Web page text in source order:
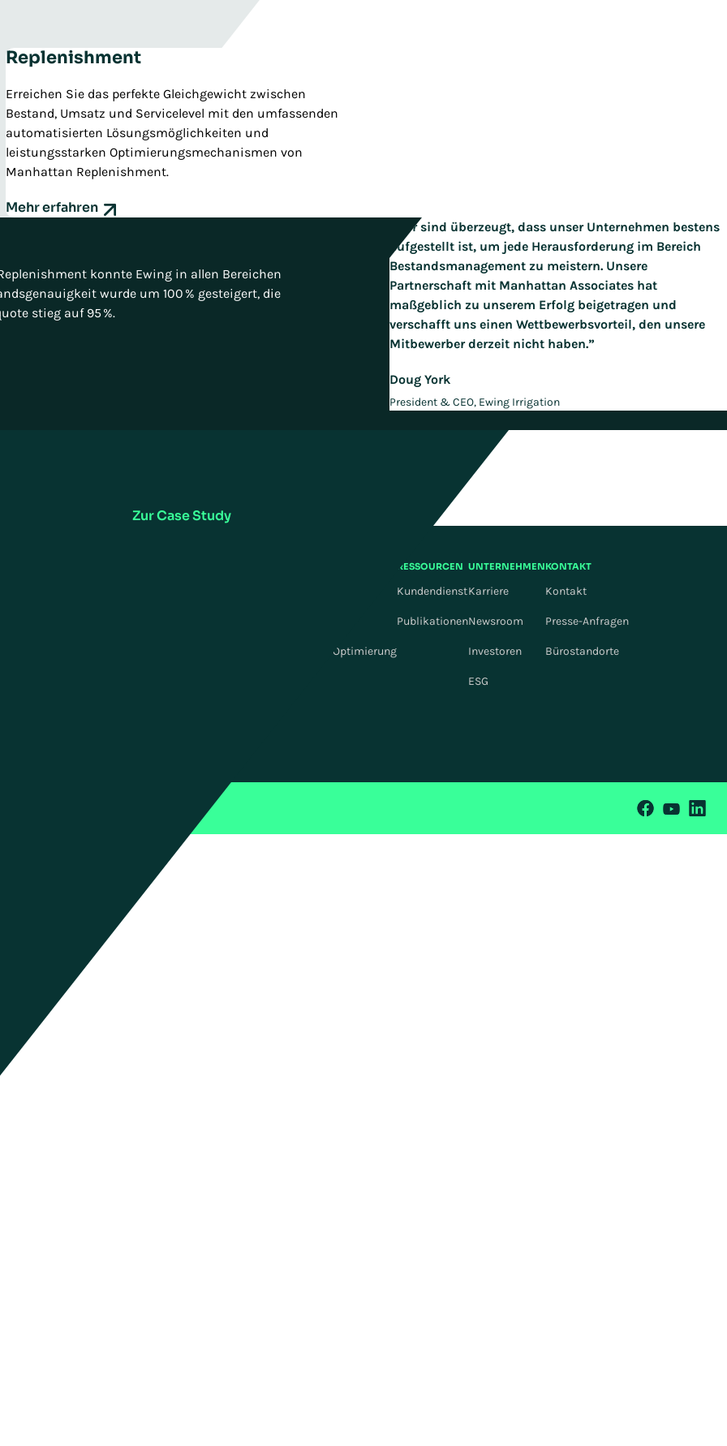
Replenishment
Erreichen Sie das perfekte Gleichgewicht zwischen
Bestand, Umsatz und Servicelevel mit den umfassenden
automatisierten Lösungsmöglichkeiten und
leistungsstarken Optimierungsmechanismen von
Manhattan Replenishment.
Mehr erfahren
konnte Ewing in allen Bereichen
wurde um 100 % gesteigert, die
stieg auf 95 %.
“Wir sind überzeugt, dass unser Unternehmen bestens
aufgestellt ist, um jede Herausforderung im Bereich
Bestandsmanagement zu meistern. Unsere
Partnerschaft mit Manhattan Associates hat
maßgeblich zu unserem Erfolg beigetragen und
verschafft uns einen Wettbewerbsvorteil, den unsere
Mitbewerber derzeit nicht haben.”
Doug York
President & CEO, Ewing Irrigation
Zur Case Study
Bedarfsprognose und Inventar Optimierung
RESSOURCEN
Kundendienst
Publikationen
UNTERNEHMEN
Karriere
Newsroom
Investoren
ESG
KONTAKT
Kontakt
Presse-Anfragen
Bürostandorte